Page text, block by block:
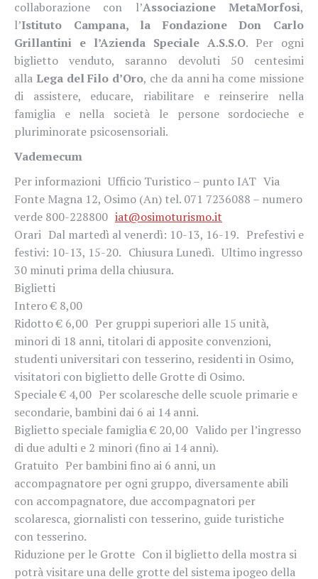
collaborazione con l’Associazione MetaMorfosi,
l’Istituto Campana, la Fondazione Don Carlo
Grillantini e l’Azienda Speciale A.S.S.O. Per ogni
biglietto venduto, saranno devoluti 50 centesimi
alla Lega del Filo d’Oro, che da anni ha come missione
di assistere, educare, riabilitare e reinserire nella
famiglia e nella società le persone sordocieche e
pluriminorate psicosensoriali.
Vademecum
Per informazioni Ufficio Turistico – punto IAT Via
Fonte Magna 12, Osimo (An) tel. 071 7236088 – numero
verde 800-228800 iat@osimoturismo.it
Orari Dal martedì al venerdì: 10-13, 16-19. Prefestivi e
festivi: 10-13, 15-20. Chiusura Lunedì. Ultimo ingresso
30 minuti prima della chiusura.
Biglietti
Intero € 8,00
Ridotto € 6,00 Per gruppi superiori alle 15 unità,
minori di 18 anni, titolari di apposite convenzioni,
studenti universitari con tesserino, residenti in Osimo,
visitatori con biglietto delle Grotte di Osimo.
Speciale € 4,00 Per scolaresche delle scuole primarie e
secondarie, bambini dai 6 ai 14 anni.
Biglietto speciale famiglia € 20,00 Valido per l’ingresso
di due adulti e 2 minori (fino ai 14 anni).
Gratuito Per bambini fino ai 6 anni, un
accompagnatore per ogni gruppo, diversamente abili
con accompagnatore, due accompagnatori per
scolaresca, giornalisti con tesserino, guide turistiche
con tesserino.
Riduzione per le Grotte Con il biglietto della mostra si
potrà visitare una delle grotte del sistema ipogeo della